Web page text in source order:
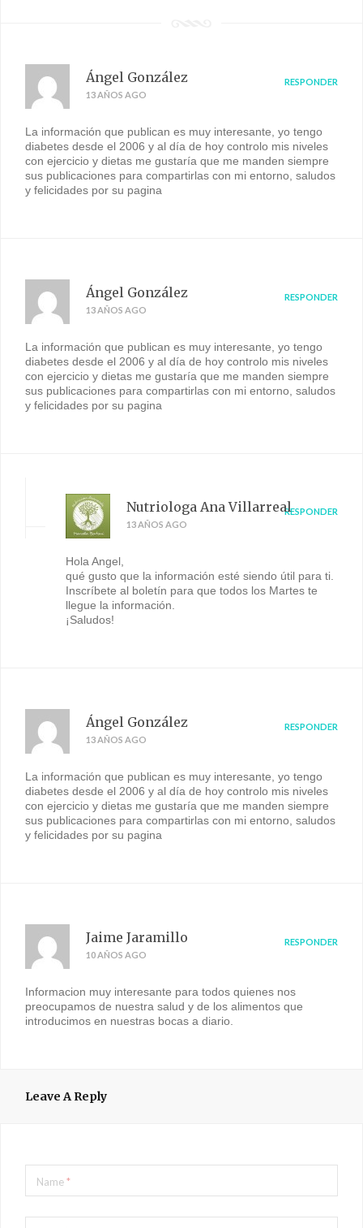
Ángel González
13 AÑOS AGO
RESPONDER
La información que publican es muy interesante, yo tengo
diabetes desde el 2006 y al día de hoy controlo mis niveles
con ejercicio y dietas me gustaría que me manden siempre
sus publicaciones para compartirlas con mi entorno, saludos
y felicidades por su pagina
Ángel González
13 AÑOS AGO
RESPONDER
La información que publican es muy interesante, yo tengo
diabetes desde el 2006 y al día de hoy controlo mis niveles
con ejercicio y dietas me gustaría que me manden siempre
sus publicaciones para compartirlas con mi entorno, saludos
y felicidades por su pagina
Nutriologa Ana Villarreal
13 AÑOS AGO
RESPONDER
Hola Angel,
qué gusto que la información esté siendo útil para ti.
Inscríbete al boletín para que todos los Martes te
llegue la información.
¡Saludos!
Ángel González
13 AÑOS AGO
RESPONDER
La información que publican es muy interesante, yo tengo
diabetes desde el 2006 y al día de hoy controlo mis niveles
con ejercicio y dietas me gustaría que me manden siempre
sus publicaciones para compartirlas con mi entorno, saludos
y felicidades por su pagina
Jaime Jaramillo
10 AÑOS AGO
RESPONDER
Informacion muy interesante para todos quienes nos
preocupamos de nuestra salud y de los alimentos que
introducimos en nuestras bocas a diario.
Leave A Reply
Name*